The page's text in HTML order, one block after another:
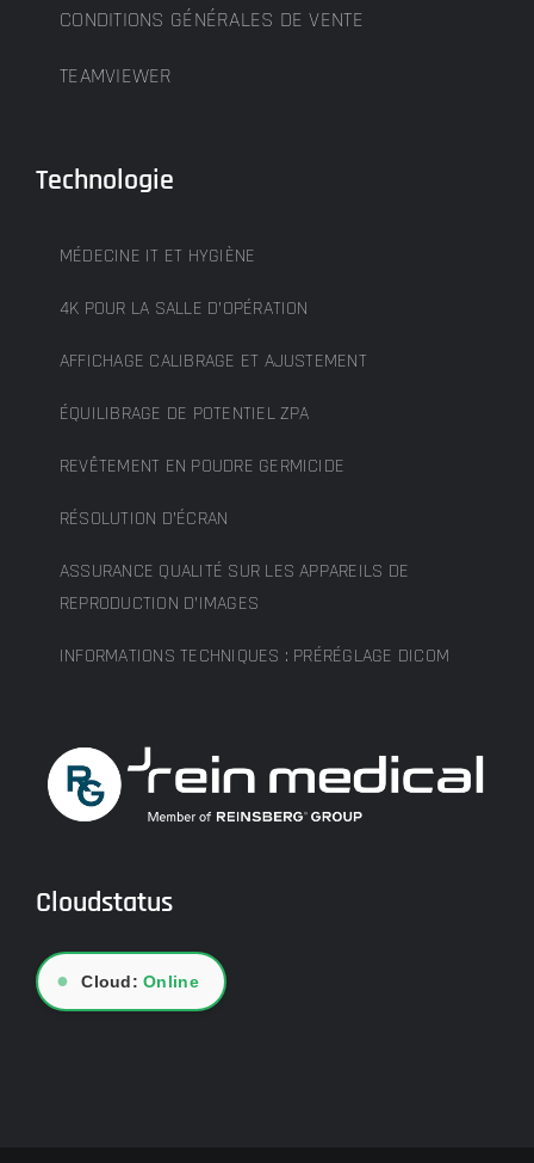
CONDITIONS GÉNÉRALES DE VENTE
TEAMVIEWER
Technologie
MÉDECINE IT ET HYGIÈNE
4K POUR LA SALLE D’OPÉRATION
AFFICHAGE CALIBRAGE ET AJUSTEMENT
ÉQUILIBRAGE DE POTENTIEL ZPA
REVÊTEMENT EN POUDRE GERMICIDE
RÉSOLUTION D’ÉCRAN
ASSURANCE QUALITÉ SUR LES APPAREILS DE
REPRODUCTION D’IMAGES
INFORMATIONS TECHNIQUES : PRÉRÉGLAGE DICOM
Cloudstatus
● Cloud:Online